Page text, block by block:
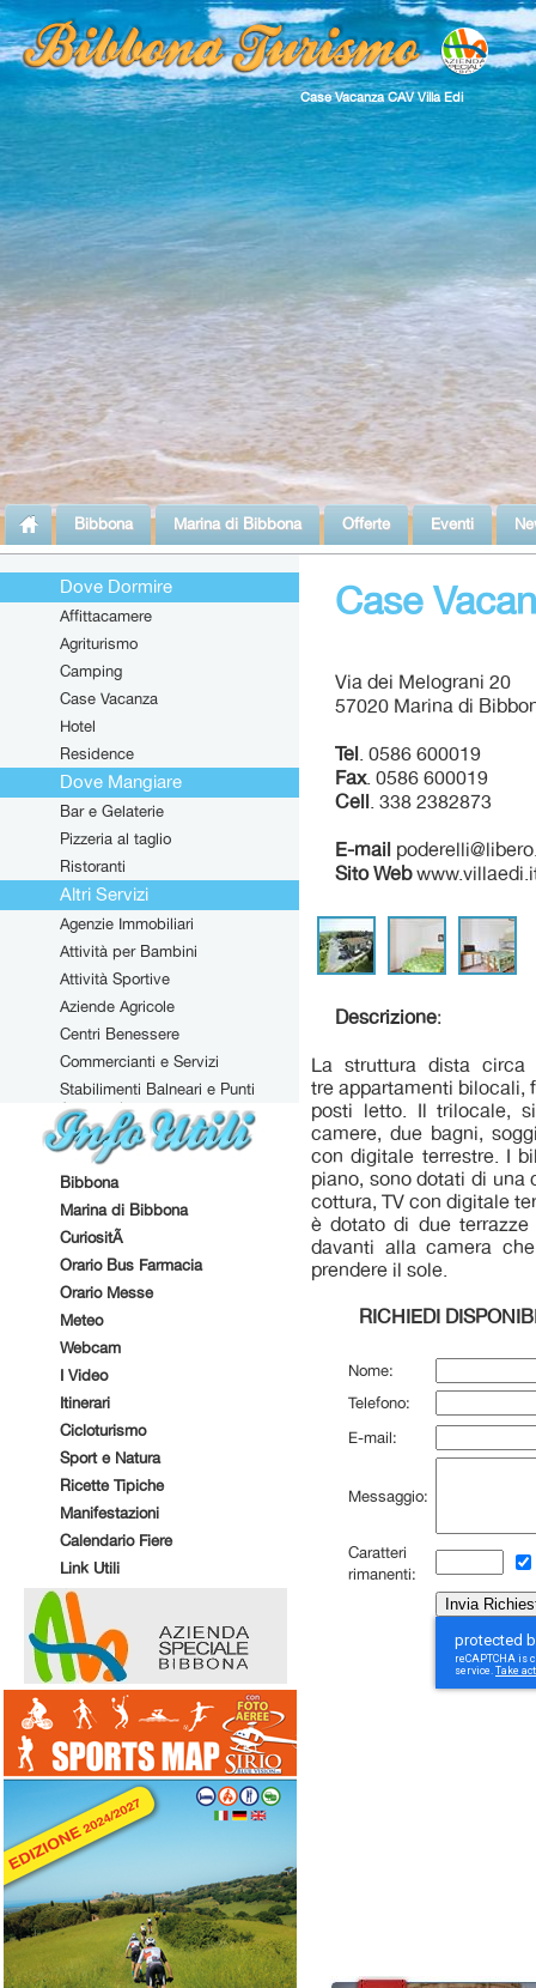
Case Vacanza CAV Villa Edi
Bibbona Marina di Bibbona Offerte Eventi
Dove Dormire
Affittacamere
Agriturismo
Camping
Case Vacanza
Hotel
Residence
Dove Mangiare
Bar e Gelaterie
Pizzeria al taglio
Ristoranti
Altri Servizi
Agenzie Immobiliari
Attività per Bambini
Attività Sportive
Aziende Agricole
Centri Benessere
Commercianti e Servizi
Stabilimenti Balneari e Punti
Attrezzati
Bibbona
Marina di Bibbona
CuriositÃ
Orario Bus Farmacia
Orario Messe
Meteo
Webcam
I Video
Itinerari
Cicloturismo
Sport e Natura
Ricette Tipiche
Manifestazioni
Calendario Fiere
Link Utili
Case
Via dei Melograni 20
57020 Marina di
Tel. 0586 600019
Fax. 0586 600019
Cell. 338 2382873
E-mail
Sito Web
Descrizione:
La struttura dista
tre appartamenti bilocali,
posti letto. Il trilocale,
camere, due bagni,
con digitale terrestre. I
piano, sono dotati di una
cottura, TV con digitale
è dotato di due
davanti alla camera
prendere il sole.
RICHIEDI
Nome:
Telefono:
E-mail:
Messaggio:
Caratteri
rimanenti: